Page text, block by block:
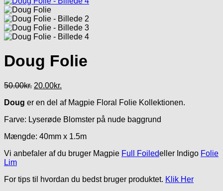
Doug Folie
50.00kr. Den
pris
50.00kr..
20.00kr.
pris
20.00kr..
Doug er en del af Magpie Floral Folie Kollektionen.
Farve: Lyserøde Blomster på nude baggrund
Mængde: 40mm x 1.5m
Vi anbefaler af du bruger Magpie Full Foiledeller Indigo Folie
Lim
For tips til hvordan du bedst bruger produktet. Klik Her